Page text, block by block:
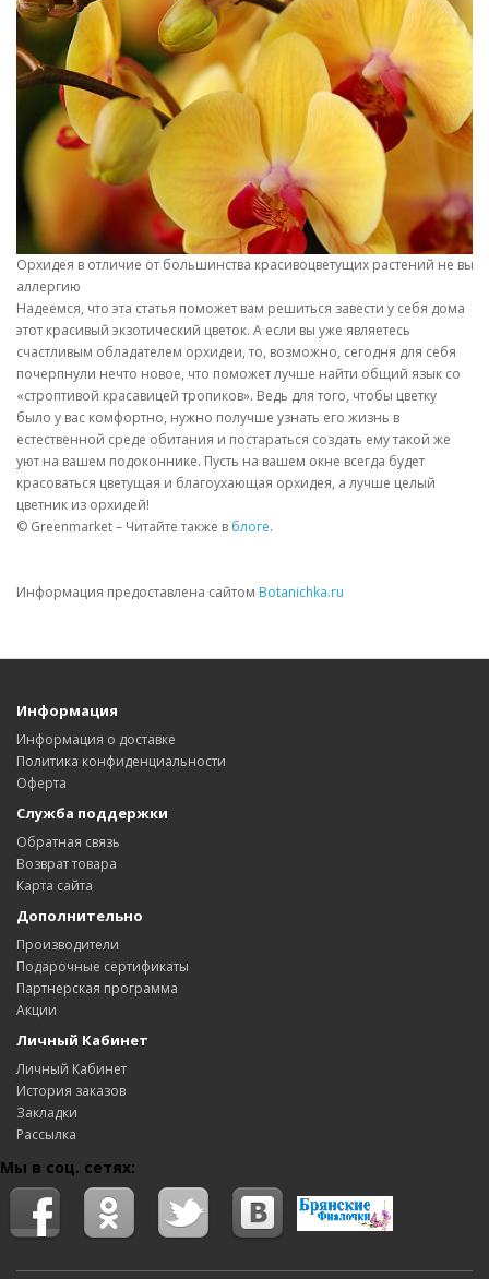
Орхидея в отличие от большинства красивоцветущих растений не
аллергию
Надеемся, что эта статья поможет вам решиться завести у себя дома
этот красивый экзотический цветок. А если вы уже являетесь
счастливым обладателем орхидеи, то, возможно, сегодня для себя
почерпнули нечто новое, что поможет лучше найти общий язык со
«строптивой красавицей тропиков». Ведь для того, чтобы цветку
было у вас комфортно, нужно получше узнать его жизнь в
естественной среде обитания и постараться создать ему такой же
уют на вашем подоконнике. Пусть на вашем окне всегда будет
красоваться цветущая и благоухающая орхидея, а лучше целый
цветник из орхидей!
© Greenmarket – Читайте также в блоге.
Информация предоставлена сайтом Botanichka.ru
Информация
Информация о доставке
Политика конфиденциальности
Оферта
Служба поддержки
Обратная связь
Возврат товара
Карта сайта
Дополнительно
Производители
Подарочные сертификаты
Партнерская программа
Акции
Личный Кабинет
Личный Кабинет
История заказов
Закладки
Рассылка
Мы в соц. сетях: